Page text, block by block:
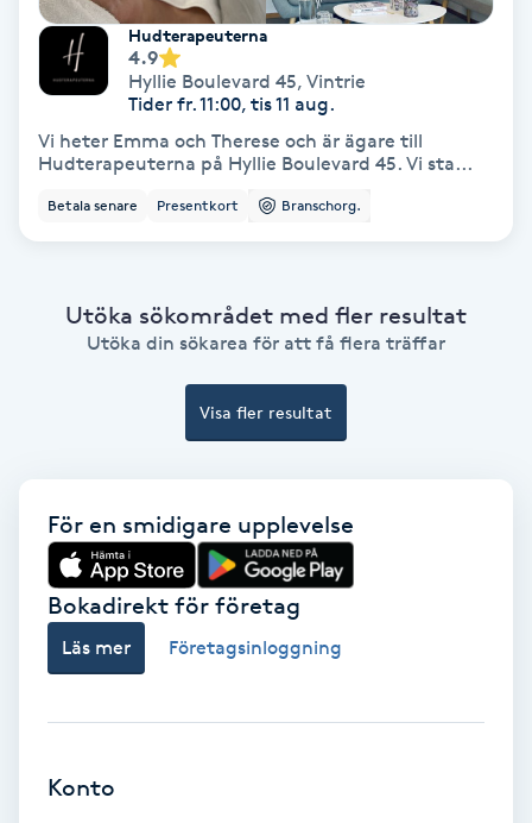
Gellack
Gellack med förstärkning
Gravidmassage
Gravidyoga
Gua Sha-massage
Healing
Herrklippning
Hollywood Peel
Hudterapeuterna
4.9
Hyllie Boulevard 45, Vintrie
Tider fr. 11:00, tis 11 aug.
Vi heter Emma och Therese och är ägare till
Hudterapeuterna på Hyllie Boulevard 45. Vi sta...
Betala senare Presentkort Branschorg.
Utöka sökområdet med fler resultat
Utöka din sökarea för att få flera träffar
Visa fler resultat
För en smidigare upplevelse
Bokadirekt för företag
Läs mer Företagsinloggning
Konto